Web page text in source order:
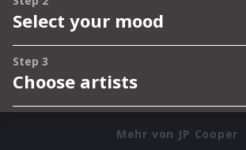
Mehr von JP Cooper